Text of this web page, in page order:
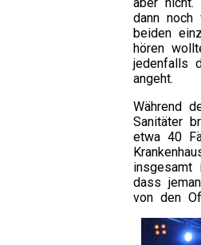
dann
beiden
hören
jedenfalls
angeht.
Während
Sanitäter
etwa 40
insgesamt
dass
von den